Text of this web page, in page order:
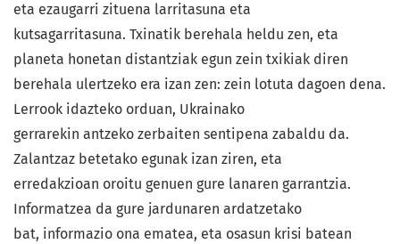
eta ezaugarri zituena larritasuna eta
kutsagarritasuna. Txinatik berehala heldu zen, eta
planeta honetan distantziak egun zein txikiak diren
berehala ulertzeko era izan zen: zein lotuta dagoen dena.
Lerrook idazteko orduan, Ukrainako
gerrarekin antzeko zerbaiten sentipena zabaldu da.
Zalantzaz betetako egunak izan ziren, eta
erredakzioan oroitu genuen gure lanaren garrantzia.
Informatzea da gure jardunaren ardatzetako
bat, informazio ona ematea, eta osasun krisi batean